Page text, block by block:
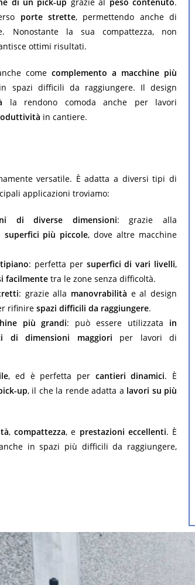
porte strette, permettendo anche di
Nonostante la sua compattezza, non
ottimi risultati.
come complemento a macchine più
spazi difficili da raggiungere. Il design
la rendono comoda anche per lavori
in cantiere.
versatile. È adatta a diversi tipi di
applicazioni troviamo:
di diverse dimensioni: grazie alla
superfici più piccole, dove altre macchine
: perfetta per superfici di vari livelli,
facilmente tra le zone senza difficoltà.
: grazie alla manovrabilità e al design
rifinire spazi difficili da raggiungere.
più grandi: può essere utilizzata in
di dimensioni maggiori per lavori di
, ed è perfetta per cantieri dinamici. È
up, il che la rende adatta a lavori su più
,compattezza, e prestazioni eccellenti. È
in spazi più difficili da raggiungere,